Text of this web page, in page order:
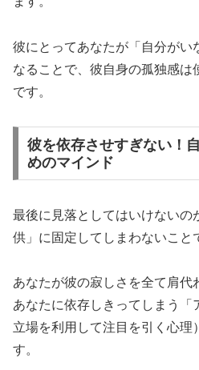
彼にとってあなたが「自分がい
なることで、彼自身の孤独感は
です。
彼を依存させすぎない！
めのマインド
最後に見落としてはいけないの
供」に固定してしまわないこと
あなたが彼の寂しさを全て肩代
あなたに依存しきってしまう「
立場を利用して注目を引く心理）
す。